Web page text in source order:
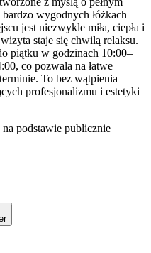
wygodnych łóżkach
jest niezwykle miła, ciepła i
staje się chwilą relaksu.
piątku w godzinach 10:00–
co pozwala na łatwe
To bez wątpienia
profesjonalizmu i estetyki
podstawie publicznie